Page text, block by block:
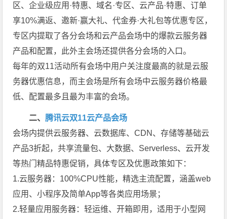
区、企业级应用·特惠、域名·专区、云产品·特惠、订单
享10%满返、邀新·赢大礼、代金券·大礼包等优惠专区，
专区内提取了各分会场和云产品会场中的爆款云服务器
产品和配置，此外主会场还提供各分会场的入口。
每年的双11活动所有会场中用户关注度最高的就是云服
务器优惠信息，而主会场是所有会场中云服务器价格最
低、配置最多且最为丰富的会场。
二、 腾讯云双11云产品会场
会场内提供云服务器、云数据库、CDN、存储等基础云
产品3折起，共享流量包、大数据、Serverless、云开发
等热门精品特惠促销，具体专区及优惠政策如下：
1.云服务器：100%CPU性能，精选主流配置，涵盖web
应用、小程序及简单App等各类应用场景；
2.轻量应用服务器：轻运维、开箱即用，适用于小型网